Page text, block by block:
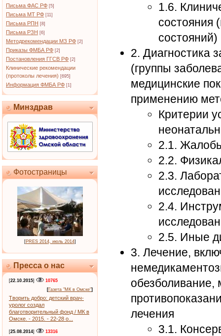
Письма ФАС РФ [5]
Письма МТ РФ [11]
Письма РПН [8]
Письма РЗН [6]
Методрекомендации МЗ РФ [2]
Приказы ФМБА РФ [2]
Постановления ГГСВ РФ [2]
Клинические рекомендации
(протоколы лечения) [695]
Информация ФМБА РФ [1]
Минздрав
Фотостраницы
[PRES 2014, июль 2014]
Пресса о нас
[22.10.2015]
10765
[Газета "МК в Омске"]
Творить добро: детский врач-
уролог создал
благотворительный фонд / МК в
Омске. - 2015. - 22-28 о...
[25.08.2014]
13316
1.6.
состояния
состояний)
2. Диагностика
(группы
медицинские
применению
Критерии
2.1.
2.2.
2.3.
2.4.
2.5. Иные
3. Лечение,
обезболивание,
лечения
3.1.